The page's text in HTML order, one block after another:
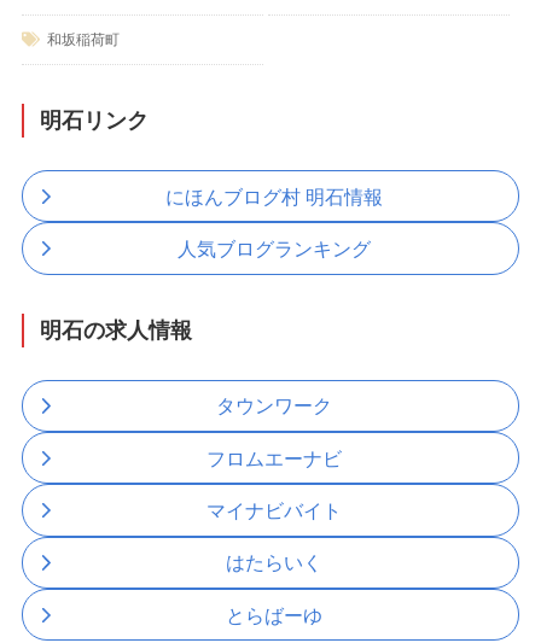
和坂稲荷町
明石リンク
にほんブログ村 明石情報
人気ブログランキング
明石の求人情報
タウンワーク
フロムエーナビ
マイナビバイト
はたらいく
とらばーゆ